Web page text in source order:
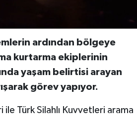
ardından bölgeye
kurtarma ekiplerinin
yaşam belirtisi arayan
görev yapıyor.
ile Türk Silahlı Kuvvetleri arama